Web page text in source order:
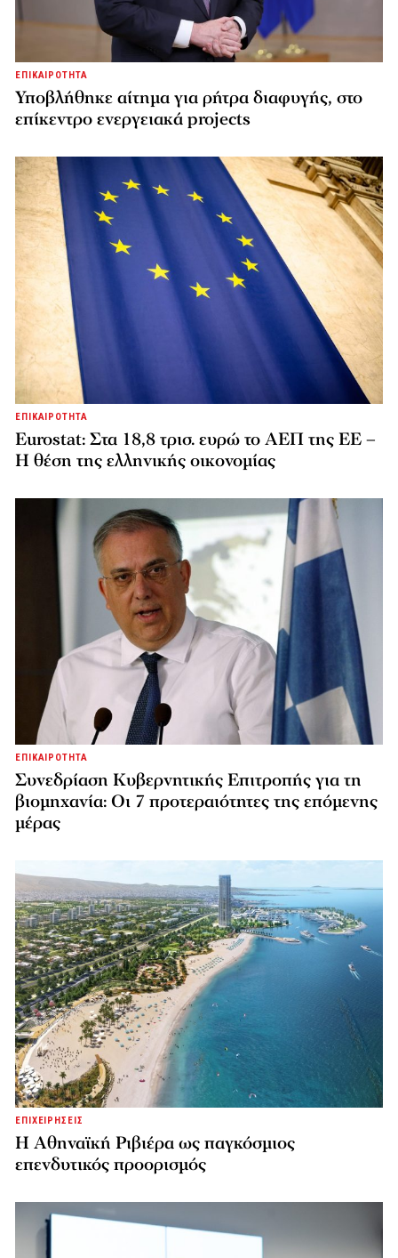
ΕΠΙΚΑΙΡΟΤΗΤΑ
Υποβλήθηκε αίτημα για ρήτρα διαφυγής, στο
επίκεντρο ενεργειακά projects
ΕΠΙΚΑΙΡΟΤΗΤΑ
Eurostat: Στα 18,8 τρισ. ευρώ το ΑΕΠ της ΕΕ –
Η θέση της ελληνικής οικονομίας
ΕΠΙΚΑΙΡΟΤΗΤΑ
Συνεδρίαση Κυβερνητικής Επιτροπής για τη
βιομηχανία: Οι 7 προτεραιότητες της επόμενης
μέρας
ΕΠΙΧΕΙΡΗΣΕΙΣ
Η Αθηναϊκή Ριβιέρα ως παγκόσμιος
επενδυτικός προορισμός